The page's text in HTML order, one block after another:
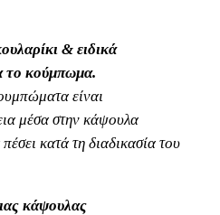
& ειδικά
το κούμπωμα.
είναι
μέσα στην κάψουλα
κατά τη διαδικασία του
κάψουλας